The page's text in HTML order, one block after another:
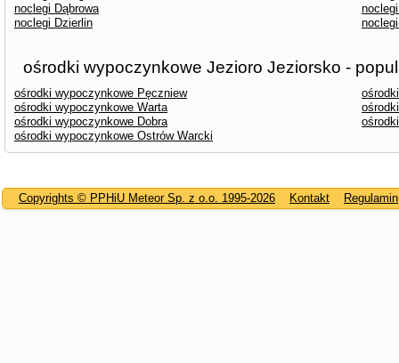
noclegi Dąbrowa
noclegi Dzierlin
ośrodki wypoczynkowe Jezioro Jeziorsko -
ośrodki wypoczynkowe Pęczniew
ośrodki wypoczynkowe Warta
ośrodki wypoczynkowe Dobra
ośrodki wypoczynkowe Ostrów Warcki
Copyrights © PPHiU Meteor Sp. z o.o. 1995-2026 Kontakt Regulamin